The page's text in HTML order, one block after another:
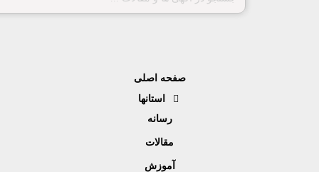
صفحه اصلی
استانها
رسانه
مقالات
آموزش